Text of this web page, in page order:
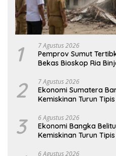
1 7 Agustus 2026
Pemprov Sumut
Bekas Bioskop Ria
2 7 Agustus 2026
Ekonomi Sumatera
Kemiskinan Turun Tipis
3 6 Agustus 2026
Ekonomi Bangka
Kemiskinan Turun Tipis
6 Agustus 2026